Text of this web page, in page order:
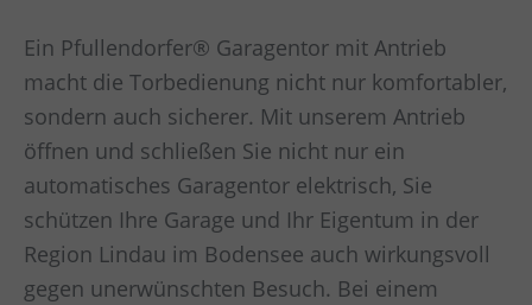
Ein Pfullendorfer® Garagentor mit Antrieb
macht die Torbedienung nicht nur komfortabler,
sondern auch sicherer. Mit unserem Antrieb
öffnen und schließen Sie nicht nur ein
automatisches Garagentor elektrisch, Sie
schützen Ihre Garage und Ihr Eigentum in der
Region Lindau im Bodensee auch wirkungsvoll
gegen unerwünschten Besuch. Bei einem